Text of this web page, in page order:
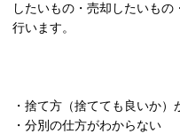
したいもの・売却したいもの
行います。
・捨て方（捨てても良いか）
・分別の仕方がわからない